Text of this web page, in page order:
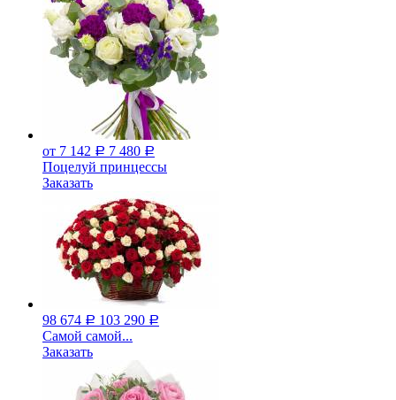
от 7 142 Р 7 480 Р
Поцелуй принцессы
Заказать
98 674 Р 103 290 Р
Самой самой...
Заказать